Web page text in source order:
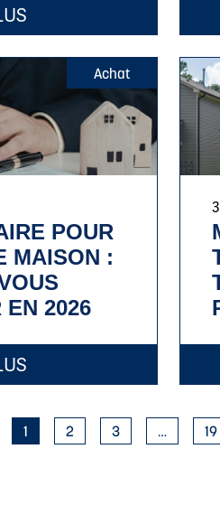
Achat
POUR
MAISON :
EN 2026
1 2 3 … 19